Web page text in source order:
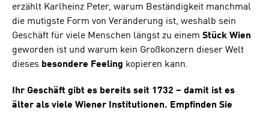
erzählt Karlheinz Peter, warum Beständigkeit manchmal
die mutigste Form von Veränderung ist, weshalb sein
Geschäft für viele Menschen längst zu einem Stück Wien
geworden ist und warum kein Großkonzern dieser Welt
dieses besondere Feeling kopieren kann.
Ihr Geschäft gibt es bereits seit 1732 – damit ist es
älter als viele Wiener Institutionen. Empfinden Sie